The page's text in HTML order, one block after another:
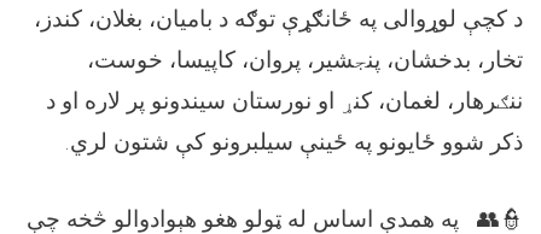
د کچې لوړوالی په ځانګړې توګه د بامیان، بغلان، کندز،
تخار، بدخشان، پنجشیر، پروان، کاپیسا، خوست،
ننګرهار، لغمان، کنړ او نورستان سیندونو پر لاره او د
ذکر شوو ځایونو په ځینې سیلبرونو کې شتون لري.
👮👥 په همدې اساس له ټولو هغو هېوادوالو څخه چې